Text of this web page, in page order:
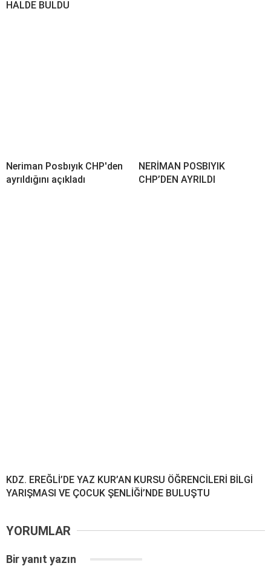
HALDE BULDU
Neriman Posbıyık CHP'den
ayrıldığını açıkladı
NERİMAN POSBIYIK
CHP’DEN AYRILDI
KDZ. EREĞLİ’DE YAZ KUR’AN KURSU ÖĞRENCİLERİ BİLGİ
YARIŞMASI VE ÇOCUK ŞENLİĞİ’NDE BULUŞTU
YORUMLAR
Bir yanıt yazın